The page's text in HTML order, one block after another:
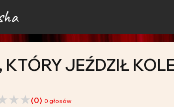
KTÓRY JEŹDZIŁ
(0) 0 głosów